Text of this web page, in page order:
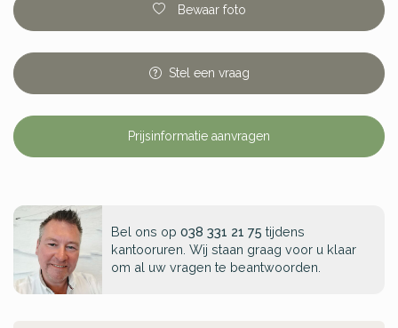
Bewaar foto
Stel een vraag
Prijsinformatie aanvragen
Bel ons op 038 331 21 75 tijdens
kantooruren. Wij staan graag voor u klaar
om al uw vragen te beantwoorden.